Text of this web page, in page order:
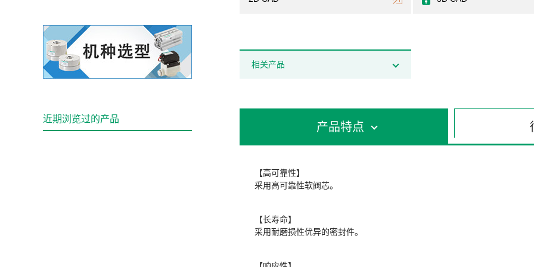
相关产品
产品特点
【高可靠性】
采用高可靠性软阀芯。
【长寿命】
采用耐磨损性优异的密封件。
近期浏览过的产品